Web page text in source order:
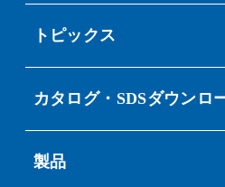
トピックス
カタログ・SDSダウンロ
製品